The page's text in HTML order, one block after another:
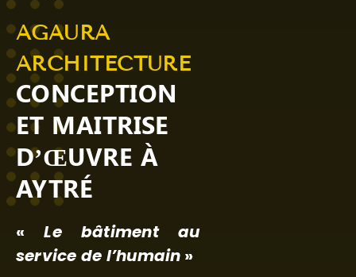
AGAURA
ARCHITECTURE
CONCEPTION
ET MAITRISE
D’ŒUVRE À
AYTRÉ
« Le bâtiment au
service de l’humain »